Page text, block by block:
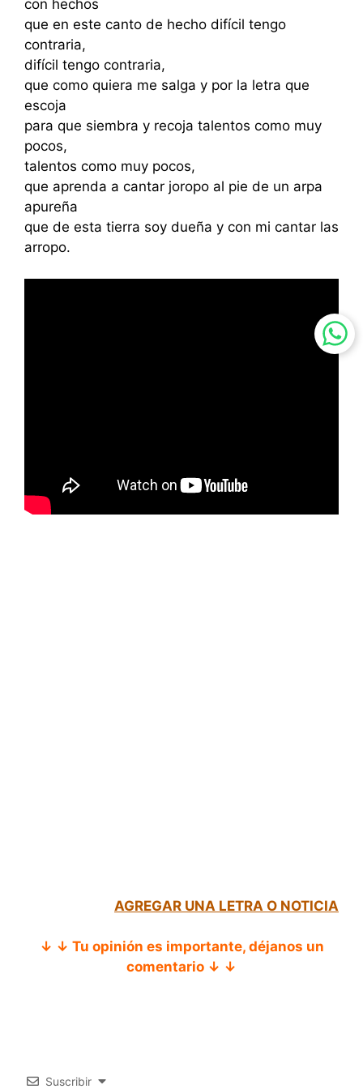
con hechos
que en este canto de hecho difícil tengo
contraria,
difícil tengo contraria,
que como quiera me salga y por la letra que
escoja
para que siembra y recoja talentos como muy
pocos,
talentos como muy pocos,
que aprenda a cantar joropo al pie de un arpa
apureña
que de esta tierra soy dueña y con mi cantar las
arropo.
AGREGAR UNA LETRA O NOTICIA
↓ ↓ Tu opinión es importante, déjanos un
comentario ↓ ↓
Suscribir